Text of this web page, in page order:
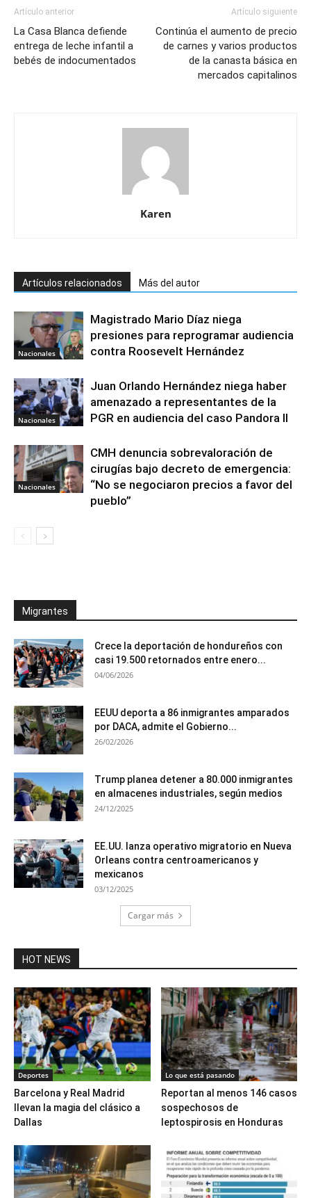
Artículo anterior
La Casa Blanca defiende
entrega de leche infantil a
bebés de indocumentados
Artículo siguiente
Continúa el aumento de precio
de carnes y varios productos
de la canasta básica en
mercados capitalinos
Karen
Artículos relacionados Más del autor
Nacionales
Magistrado Mario Díaz niega
presiones para reprogramar audiencia
contra Roosevelt Hernández
Nacionales
Juan Orlando Hernández niega haber
amenazado a representantes de la
PGR en audiencia del caso Pandora II
Nacionales
CMH denuncia sobrevaloración de
cirugías bajo decreto de emergencia:
“No se negociaron precios a favor del
pueblo”
Migrantes
Crece la deportación de hondureños con
casi 19.500 retornados entre enero...
04/06/2026
EEUU deporta a 86 inmigrantes amparados
por DACA, admite el Gobierno...
26/02/2026
Trump planea detener a 80.000 inmigrantes
en almacenes industriales, según medios
24/12/2025
EE.UU. lanza operativo migratorio en Nueva
Orleans contra centroamericanos y
mexicanos
03/12/2025
Cargar más
HOT NEWS
Deportes
Barcelona y Real Madrid
llevan la magia del clásico a
Dallas
Lo que está pasando
Reportan al menos 146 casos
sospechosos de
leptospirosis en Honduras